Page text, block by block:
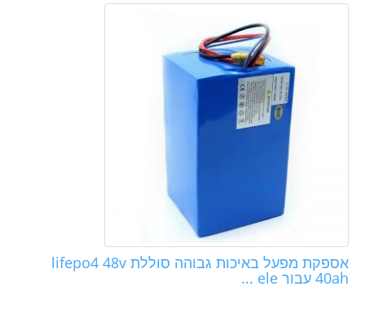
אספקת מפעל באיכות גבוהה סוללת lifepo4 48v
40ah עבור ele ...